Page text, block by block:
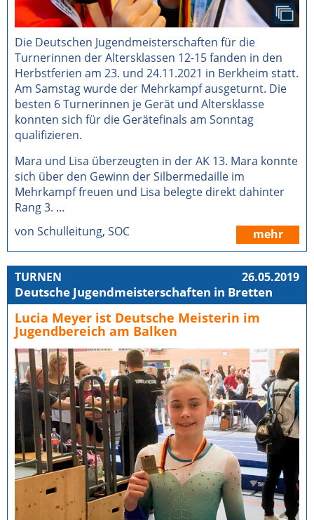
Die Deutschen Jugendmeisterschaften für die
Turnerinnen der Altersklassen 12-15 fanden in den
Herbstferien am 23. und 24.11.2021 in Berkheim statt.
Am Samstag wurde der Mehrkampf ausgeturnt. Die
besten 6 Turnerinnen je Gerät und Altersklasse
konnten sich für die Gerätefinals am Sonntag
qualifizieren.
Mara und Lisa überzeugten in der AK 13. Mara konnte
sich über den Gewinn der Silbermedaille im
Mehrkampf freuen und Lisa belegte direkt dahinter
Rang 3. ...
mehr
von Schulleitung, SOC
26.05.2019
TURNEN
Deutsche Jugendmeisterschaften in Bretten
Lucia Meyer ist Deutsche Meisterin im
Jugendbereich am Balken